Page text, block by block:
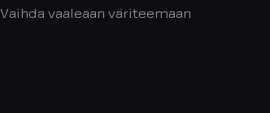
Vaihda vaaleaan väriteemaan